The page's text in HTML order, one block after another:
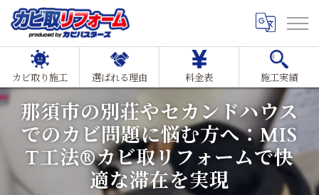
カビ取り施工 選ばれる理由 料金表 施工実績
那須市の別荘やセカンドハウス
でのカビ問題に悩む方へ：MIS
T工法®カビ取リフォームで快
適な滞在を実現